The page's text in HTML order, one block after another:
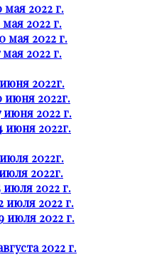
мая 2022 г.
мая 2022 г.
мая 2022 г.
мая 2022 г.
2022г.
июня 2022г.
июня 2022 г.
июня 2022г.
2022г.
2022г.
июля 2022 г.
июля 2022 г.
июля 2022 г.
2022 г.